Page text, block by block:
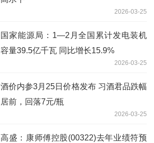
2026-03-25
国家能源局：1—2月全国累计发电装机
容量39.5亿千瓦 同比增长15.9%
2026-03-25
酒价内参3月25日价格发布 习酒君品跌幅
居前，回落7元/瓶
2026-03-25
高盛：康师傅控股(00322)去年业绩符预